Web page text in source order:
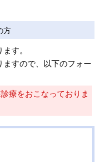
方
す。
ますので、以下のフォー
療をおこなっておりま